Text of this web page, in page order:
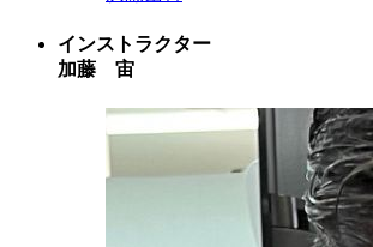
インストラクター
加藤 宙